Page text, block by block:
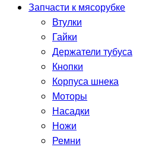
Запчасти к мясорубке
Втулки
Гайки
Держатели тубуса
Кнопки
Корпуса шнека
Моторы
Насадки
Ножи
Ремни